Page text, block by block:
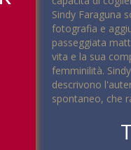
Sindy Faraguna
fotografia e
passeggiata
vita e la sua
femminilità.
descrivono
spontaneo, che